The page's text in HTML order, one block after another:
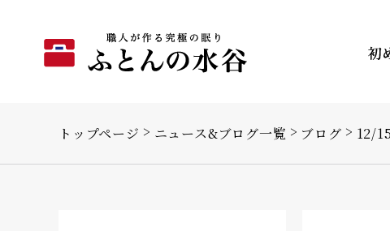
トップページ ニュース&ブログ一覧 ブログ 12/